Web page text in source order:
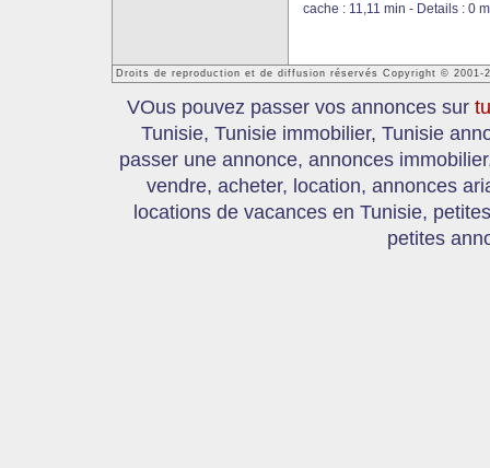
cache : 11,11 min - Details : 0
Droits de reproduction et de diffusion réservés Copyright © 2001-
VOus pouvez passer vos annonces sur
Tunisie, Tunisie immobilier, Tunisie
passer une annonce, annonces
vendre, acheter, location, annonces
locations de vacances en Tunisie,
petites